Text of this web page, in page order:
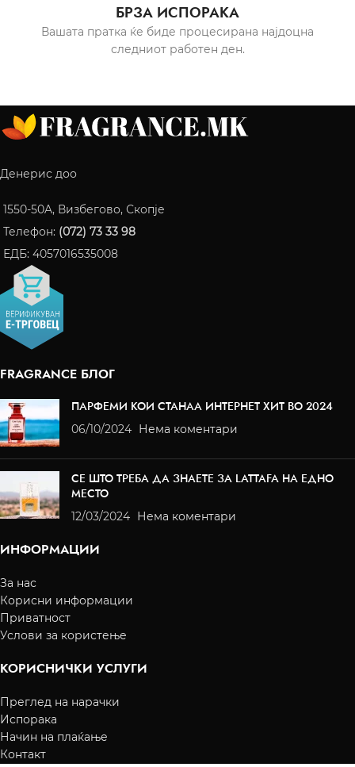
БРЗА ИСПОРАКА
Вашата пратка ќе биде процесирана најдоцна
следниот работен ден.
Денерис доо
1550-50A, Визбегово, Скопје
Телефон: (072) 73 33 98
ЕДБ: 4057016535008
FRAGRANCE БЛОГ
ПАРФЕМИ КОИ СТАНАА ИНТЕРНЕТ ХИТ ВО 2024
06/10/2024 Нема коментари
СЕ ШТО ТРЕБА ДА ЗНАЕТЕ ЗА LATTAFA НА ЕДНО
МЕСТО
12/03/2024 Нема коментари
ИНФОРМАЦИИ
За нас
Корисни информации
Приватност
Услови за користење
КОРИСНИЧКИ УСЛУГИ
Преглед на нарачки
Испорака
Начин на плаќање
Контакт